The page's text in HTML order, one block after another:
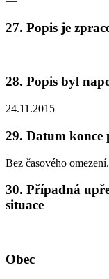
27. Popis je
—
28. Popis byl
24.11.2015
29. Datum konce
Bez časového omezení.
30. Případná
situace
Obec